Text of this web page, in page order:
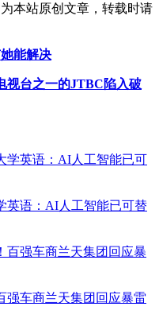
本站原创文章，转载时请
能解决
视台之一的JTBC陷入破
英语：AI人工智能已可替
强车商兰天集团回应暴雷